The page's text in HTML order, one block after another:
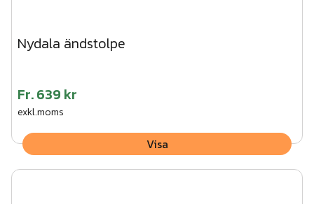
Nydala ändstolpe
Fr.639 kr
exkl.moms
Visa